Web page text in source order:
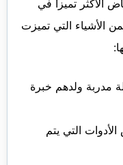
الأكثر تميزاً في
التي تميزت
مدربة ولدهم خبرة
التي يتم